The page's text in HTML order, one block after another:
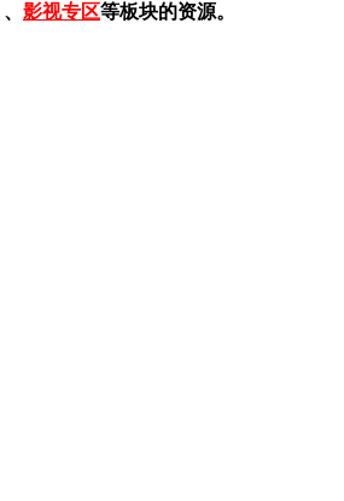
、 影视专区等板块的资源。